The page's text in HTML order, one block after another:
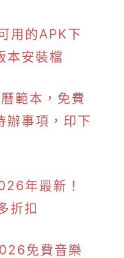
用的APK下
本安裝檔
範本，免費
辦事項，印下
年最新！
折扣
免費音樂